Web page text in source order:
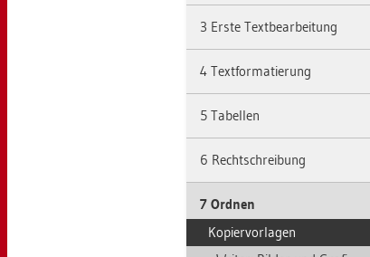
3 Erste Text­be­ar­bei­tung
4 Text­for­ma­tie­rung
5 Ta­bel­len
6 Recht­schrei­bung
7 Ord­nen
Ko­pier­vor­la­gen